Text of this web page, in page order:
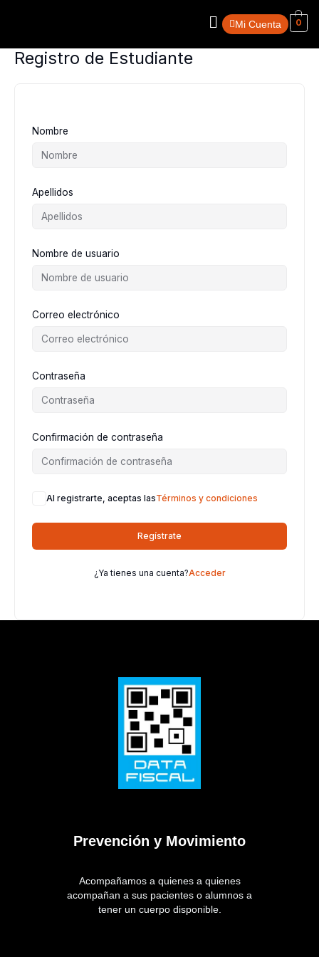
MenúMi Cuenta 0
Registro de Estudiante
Nombre
Apellidos
Nombre de usuario
Correo electrónico
Contraseña
Confirmación de contraseña
Al registrarte, aceptas lasTérminos y condiciones
Regístrate
¿Ya tienes una cuenta?Acceder
Prevención y Movimiento
Acompañamos a quienes a quienes
acompañan a sus pacientes o alumnos a
tener un cuerpo disponible.